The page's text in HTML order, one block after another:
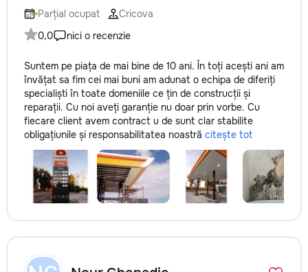
la fiecare detaliu. Contactați-ne
pentru o consultație gratuită și un
deviz fără obligații: 069 376 542
| Telegram Disponibili zilnic pentru
consultații și programări. Deviz
gratuit Consultanță profesională
Soluții pentru orice buget
Reparații executate la timp și cu
responsabilitate. Transformăm
ideile în locuințe confortabile,
moderne și funcționale! Calitatea
noastră – liniștea și confortul
dumneavoastră!
Parțial ocupat
Cricova
0,0
nici o recenzie
Suntem pe piața de mai bine de 10 ani. În toți acești ani am
învățat sa fim cei mai buni am adunat o echipa de diferiți
specialiști în toate domeniile ce țin de construcții și
reparații. Cu noi aveți garanție nu doar prin vorbe. Cu
fiecare client avem contract u de sunt clar stabilite
obligațiunile și responsabilitatea noastră citește tot